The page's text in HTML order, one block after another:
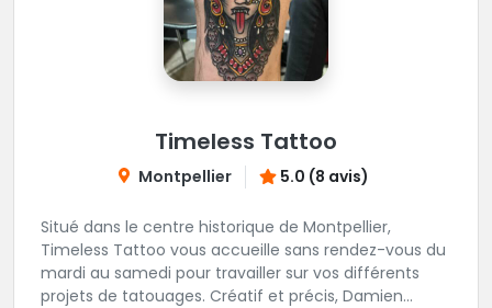
Timeless Tattoo
Montpellier 5.0 (8 avis)
Situé dans le centre historique de Montpellier,
Timeless Tattoo vous accueille sans rendez-vous du
mardi au samedi pour travailler sur vos différents
projets de tatouages. Créatif et précis, Damien